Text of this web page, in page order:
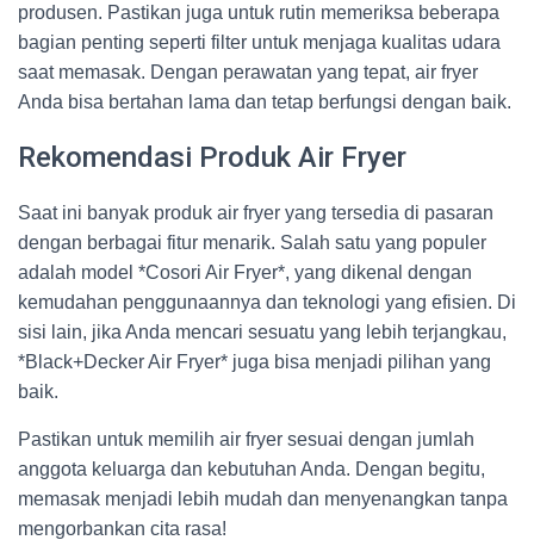
produsen. Pastikan juga untuk rutin memeriksa beberapa
bagian penting seperti filter untuk menjaga kualitas udara
saat memasak. Dengan perawatan yang tepat, air fryer
Anda bisa bertahan lama dan tetap berfungsi dengan baik.
Rekomendasi Produk Air Fryer
Saat ini banyak produk air fryer yang tersedia di pasaran
dengan berbagai fitur menarik. Salah satu yang populer
adalah model *Cosori Air Fryer*, yang dikenal dengan
kemudahan penggunaannya dan teknologi yang efisien. Di
sisi lain, jika Anda mencari sesuatu yang lebih terjangkau,
*Black+Decker Air Fryer* juga bisa menjadi pilihan yang
baik.
Pastikan untuk memilih air fryer sesuai dengan jumlah
anggota keluarga dan kebutuhan Anda. Dengan begitu,
memasak menjadi lebih mudah dan menyenangkan tanpa
mengorbankan cita rasa!